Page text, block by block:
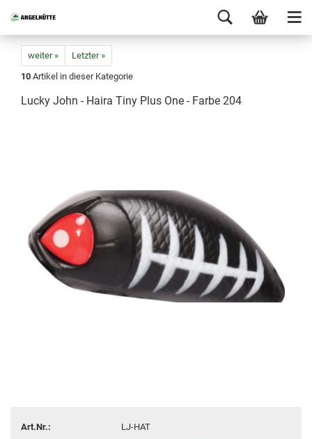
weiter »
Letzter »
10 Artikel in dieser Kategorie
Lucky John - Haira Tiny Plus One - Farbe 204
Art.Nr.:
LJ-HAT